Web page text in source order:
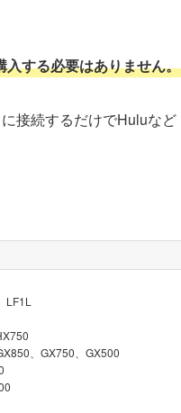
する必要はありません。
接続するだけでHuluなど
、GX750、GX500